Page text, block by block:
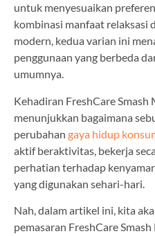
untuk menyesuaikan
kombinasi manfaat relaksasi
modern, kedua varian ini
penggunaan yang berbeda
umumnya.
Kehadiran FreshCare Smash
menunjukkan bagaimana
perubahan gaya hidup
aktif beraktivitas, bekerja
perhatian terhadap
yang digunakan sehari-hari.
Nah, dalam artikel ini, kita
pemasaran FreshCare